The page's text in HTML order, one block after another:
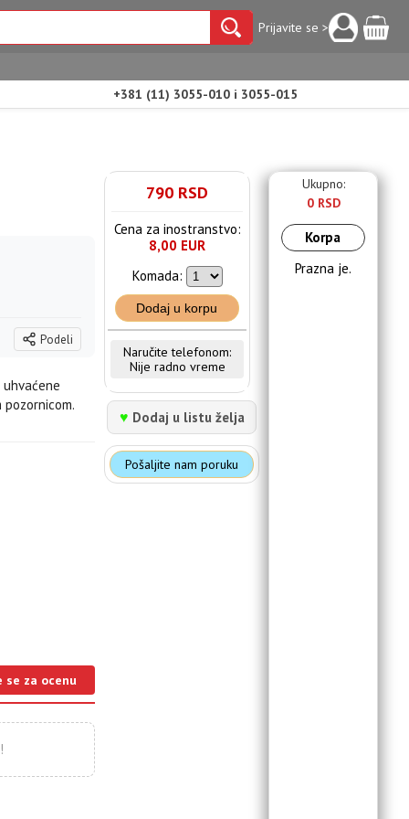
Prijavite se >
+381 (11) 3055-010 i 3055-015
Podeli
se za ocenu
790 RSD
Cena za inostranstvo:
8,00 EUR
Komada:
Dodaj u korpu
Naručite telefonom:
Nije radno vreme
♥ Dodaj u listu želja
Pošaljite nam poruku
Ukupno:
0 RSD
Korpa
Prazna je.